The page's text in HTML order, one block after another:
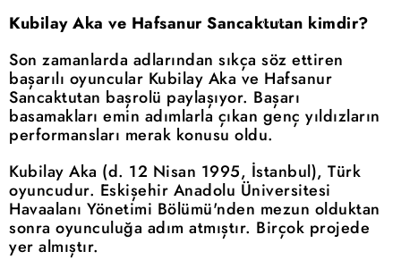
Kubilay Aka ve Hafsanur Sancaktutan kimdir?
Son zamanlarda adlarından sıkça söz ettiren
başarılı oyuncular Kubilay Aka ve Hafsanur
Sancaktutan başrolü paylaşıyor. Başarı
basamakları emin adımlarla çıkan genç yıldızların
performansları merak konusu oldu.
Kubilay Aka (d. 12 Nisan 1995, İstanbul), Türk
oyuncudur. Eskişehir Anadolu Üniversitesi
Havaalanı Yönetimi Bölümü'nden mezun olduktan
sonra oyunculuğa adım atmıştır. Birçok projede
yer almıştır.